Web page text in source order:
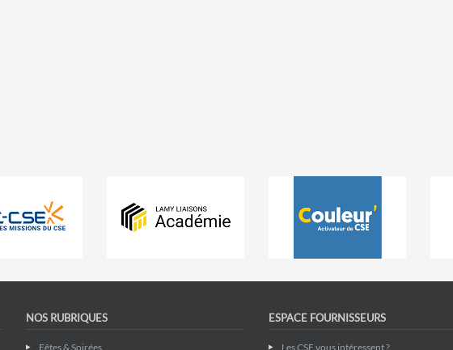
NOS RUBRIQUES
Fêtes & Soirées
ESPACE FOURNISSEURS
Les CSE vous intéressent ?